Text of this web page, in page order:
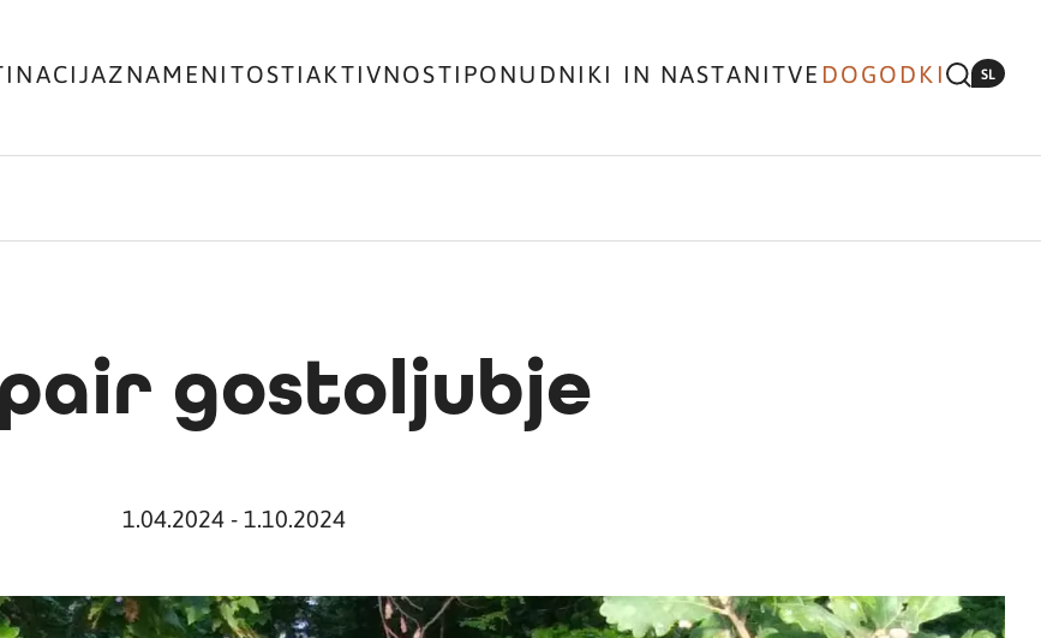
ZNAMENITOSTIAKTIVNOSTIPONUDNIKI IN NASTANITVE DOGODKI SL
gostoljubje
1.04.2024 - 1.10.2024